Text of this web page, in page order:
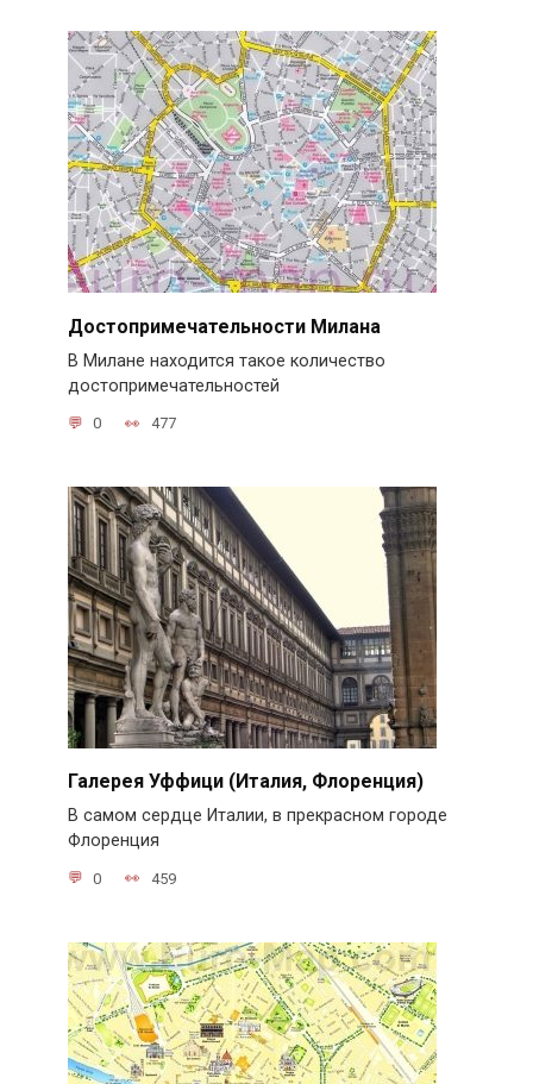
Достопримечательности Милана
В Милане находится такое количество
достопримечательностей
0 477
Галерея Уффици (Италия, Флоренция)
В самом сердце Италии, в прекрасном городе
Флоренция
0 459